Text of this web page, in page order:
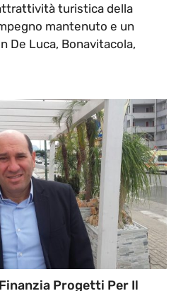
turistica della
mantenuto e un
De Luca, Bonavitacola,
Progetti Per Il